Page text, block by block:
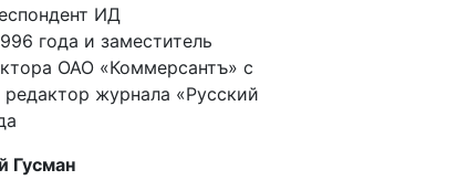
ИД
года и заместитель
ОАО «Коммерсантъ» с
редактор журнала «Русский
Гусман